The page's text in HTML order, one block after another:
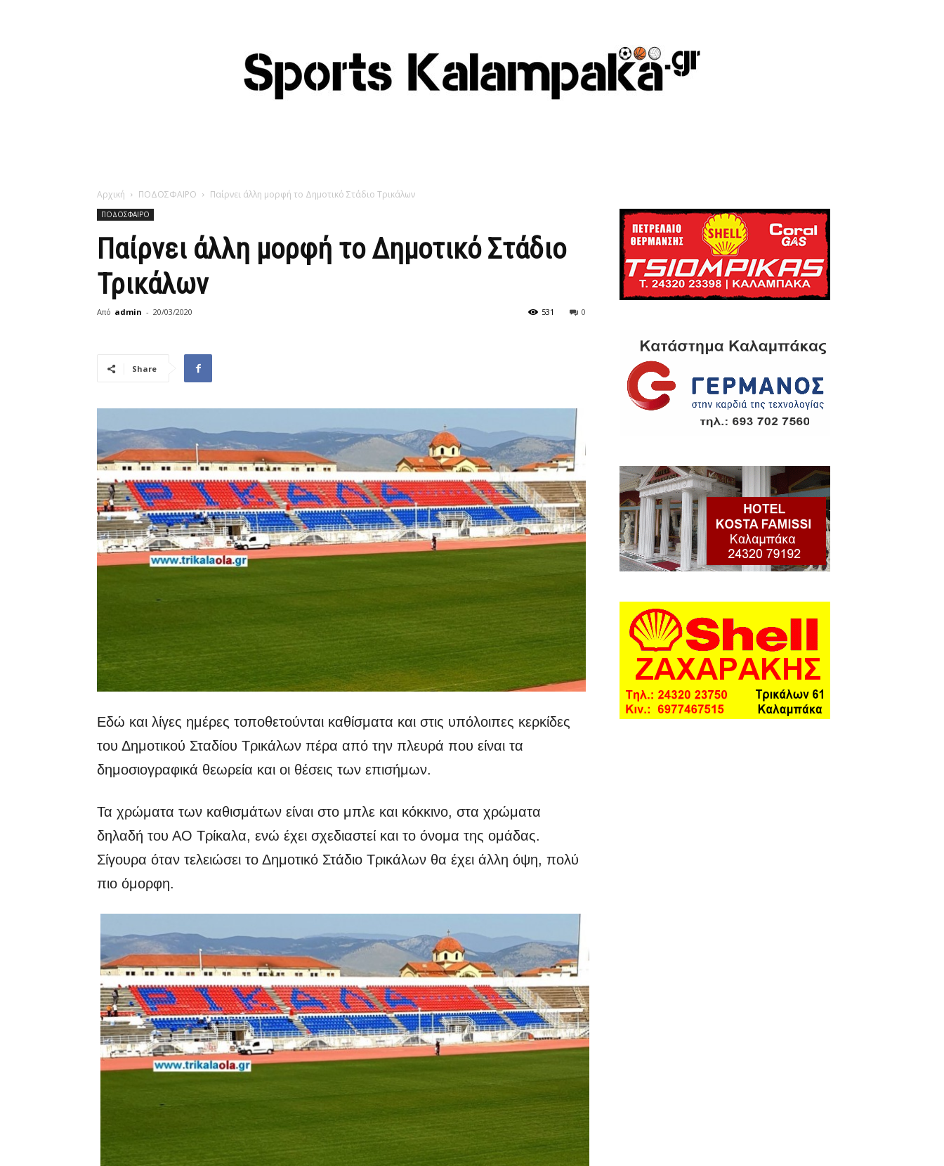
Αρχική ΠΟΔΟΣΦΑΙΡΟ Παίρνει άλλη μορφή το Δημοτικό Στάδιο Τρικάλων
ΠΟΔΟΣΦΑΙΡΟ
Παίρνει άλλη μορφή το Δημοτικό Στάδιο
Τρικάλων
Από admin - 20/03/2020 0
531
Share
Εδώ και λίγες ημέρες τοποθετούνται καθίσματα και στις υπόλοιπες κερκίδες
του Δημοτικού Σταδίου Τρικάλων πέρα από την πλευρά που είναι τα
δημοσιογραφικά θεωρεία και οι θέσεις των επισήμων.
Τα χρώματα των καθισμάτων είναι στο μπλε και κόκκινο, στα χρώματα
δηλαδή του ΑΟ Τρίκαλα, ενώ έχει σχεδιαστεί και το όνομα της ομάδας.
Σίγουρα όταν τελειώσει το Δημοτικό Στάδιο Τρικάλων θα έχει άλλη όψη, πολύ
πιο όμορφη.